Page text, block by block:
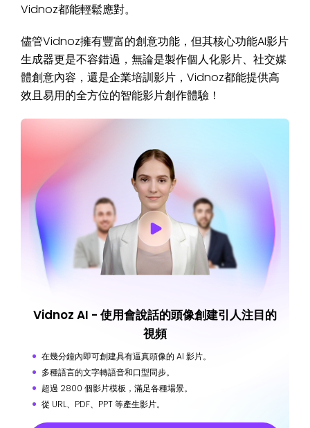
Vidnoz都能輕鬆應對。
儘管Vidnoz擁有豐富的創意功能，但其核心功能AI影片
生成器更是不容錯過，無論是製作個人化影片、社交媒
體創意內容，還是企業培訓影片，Vidnoz都能提供高
效且易用的全方位的智能影片創作體驗！
Vidnoz AI - 使用會說話的頭像創建引人注目的
視頻
在幾分鐘內即可創建具有逼真頭像的 AI 影片。
多種語言的文字轉語音和口型同步。
超過 2800 個影片模板，滿足各種場景。
從 URL、PDF、PPT 等產生影片。